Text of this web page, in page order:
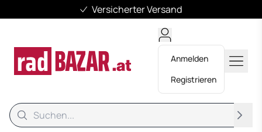
Versicherter Versand
Anmelden
Registrieren
Suche